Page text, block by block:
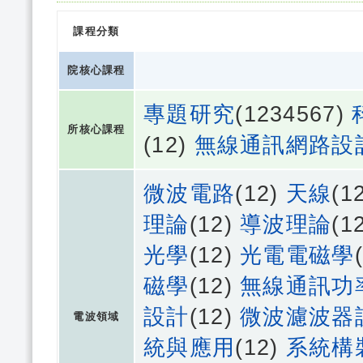
課程分類
院核心課程
所核心課程
專題研究(1234567)
(12) 無線通訊網路設
電波領域
微波電路(12) 天線
理論(12)導波理論
光學(12) 光電電磁學
磁學(12)無線通訊功
設計(12)微波濾波器
統與應用 (12) 系統構